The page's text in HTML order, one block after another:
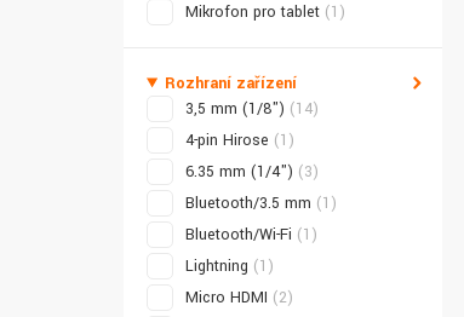
Mikrofon pro tablet (1)
Rozhraní zařízení
3,5 mm (1/8") (14)
4-pin Hirose (1)
6.35 mm (1/4") (3)
Bluetooth/3.5 mm (1)
Bluetooth/Wi-Fi (1)
Lightning (1)
Micro HDMI (2)